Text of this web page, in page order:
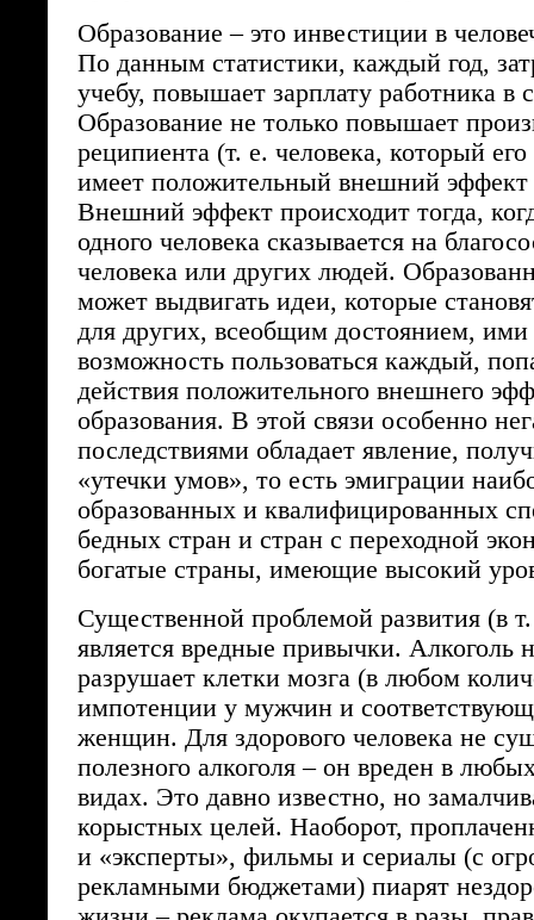
Образование – это инвестиции в
По данным статистики, каждый год,
учебу, повышает зарплату работника в
Образование не только повышает
реципиента (т. е. человека, который
имеет положительный внешний эффект
Внешний эффект происходит тогда,
одного человека сказывается на
человека или других людей.
может выдвигать идеи, которые
для других, всеобщим достоянием, ими
возможность пользоваться каждый,
действия положительного внешнего
образования. В этой связи особенно
последствиями обладает явление,
«утечки умов», то есть эмиграции
образованных и квалифицированных
бедных стран и стран с переходной
богатые страны, имеющие высокий
Существенной проблемой развития (в
является вредные привычки. Алкоголь
разрушает клетки мозга (в любом
импотенции у мужчин и
женщин. Для здорового человека не
полезного алкоголя – он вреден в
видах. Это давно известно, но
корыстных целей. Наоборот,
и «эксперты», фильмы и сериалы (с
рекламными бюджетами) пиарят